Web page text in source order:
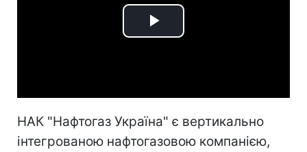
Play
НАК "Нафтогаз Україна" є вертикально
інтегрованою нафтогазовою компанією,